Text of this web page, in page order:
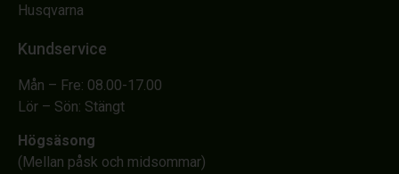
Husqvarna
Kundservice
Mån – Fre: 08.00-17.00
Lör – Sön: Stängt
Högsäsong
(Mellan påsk och midsommar)